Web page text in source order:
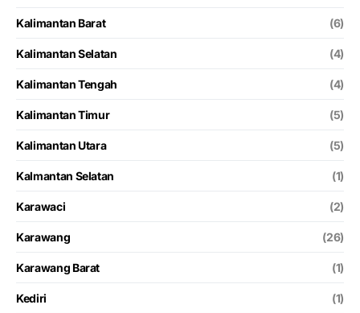
Kalimantan Barat (6)
Kalimantan Selatan (4)
Kalimantan Tengah (4)
Kalimantan Timur (5)
Kalimantan Utara (5)
Kalmantan Selatan (1)
Karawaci (2)
Karawang (26)
Karawang Barat (1)
Kediri (1)